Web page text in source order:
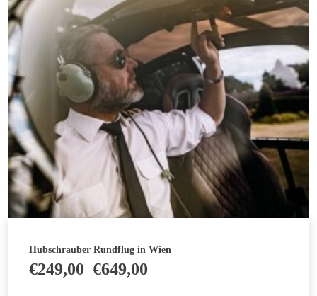
Optionen
können
auf
der
Produktseite
gewählt
werden
Hubschrauber Rundflug in Wien
€249,00 –€649,00